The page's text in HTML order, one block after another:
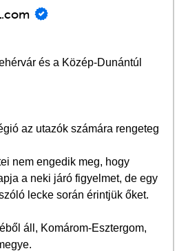
és a Közép-Dunántúl
az utazók számára rengeteg
nem engedik meg, hogy
a neki járó figyelmet, de egy
lecke során érintjük őket.
áll, Komárom-Esztergom,